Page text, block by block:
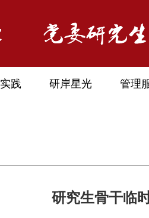
践 研岸星光 管理
研究生骨干临